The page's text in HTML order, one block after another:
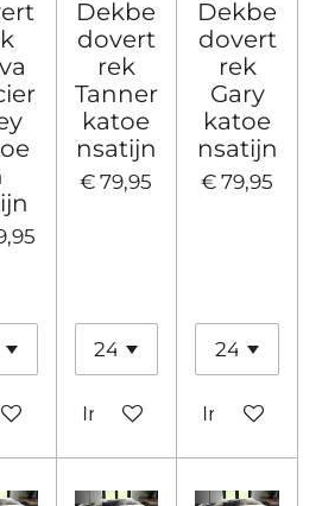
Dekbe
dovert
rek
Tanner
katoe
nsatijn
€ 79,95
In winkelwagen
Dekbe
dovert
rek
Gary
katoe
nsatijn
€ 79,95
In